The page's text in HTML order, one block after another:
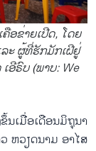
ອຂ່າຍ​ເປີດ, ໂດຍ​
ະ ຜູ້​ທີ່​ຮັກ​ມັກ​ເຝີ​ຢູ່
ອີ​ຣົບ (ພາບ: We
ເມື່ອ​ເດືອນ​ມິ​ຖຸ​ນາ
ຫວຽດ​ນາມ ອາ​ໄສ​